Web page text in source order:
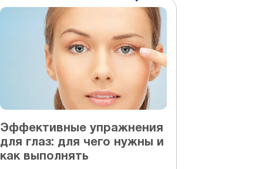
Эффективные упражнения
для глаз: для чего нужны и
как выполнять